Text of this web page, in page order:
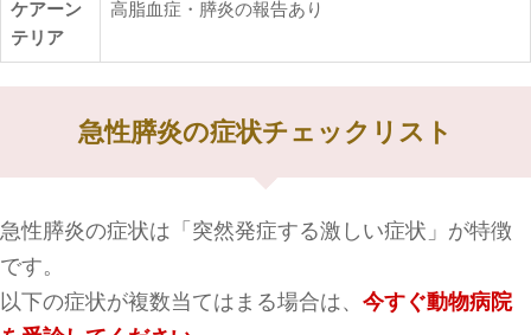
ケアーン
テリア
高脂血症・膵炎の報告あり
急性膵炎の症状チェックリスト
急性膵炎の症状は「突然発症する激しい症状」が特徴
です。
以下の症状が複数当てはまる場合は、 今すぐ動物病院